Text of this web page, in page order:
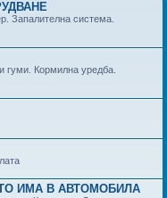
Запалителна система.
гуми. Кормилна уредба.
ИМА В АВТОМОБИЛА